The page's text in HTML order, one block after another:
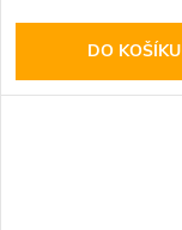
DO KOŠÍKU